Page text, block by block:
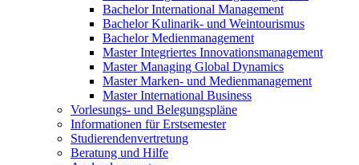
Bachelor International Management
Bachelor Kulinarik- und Weintourismus
Bachelor Medienmanagement
Master Integriertes Innovationsmanagement
Master Managing Global Dynamics
Master Marken- und Medienmanagement
Master International Business
Vorlesungs- und Belegungspläne
Informationen für Erstsemester
Studierendenvertretung
Beratung und Hilfe